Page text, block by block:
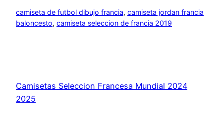
camiseta de futbol dibujo francia, camiseta jordan francia
baloncesto, camiseta seleccion de francia 2019
Camisetas Seleccion Francesa Mundial 2024
2025